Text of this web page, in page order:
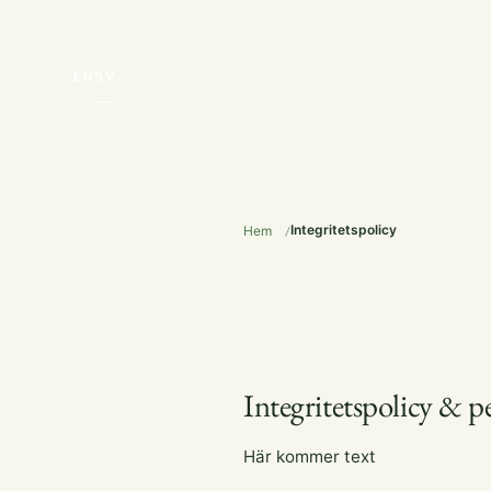
Hem Integritetspolicy
Integritetspolicy &
Här kommer text